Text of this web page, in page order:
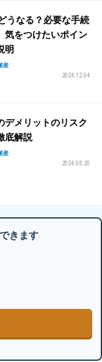
うなる？必要な手続
気をつけたいポイン
明
産
2024.12.04
デメリットのリスク
底解説
産
2024.08.20
きます